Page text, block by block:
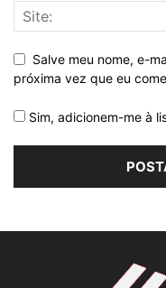
Salve meu nome, e-
próxima vez que eu
Sim, adicionem-me à